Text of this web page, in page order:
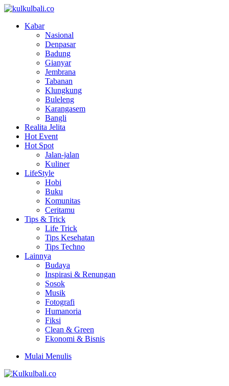
Kabar
Nasional
Denpasar
Badung
Gianyar
Jembrana
Tabanan
Klungkung
Buleleng
Karangasem
Bangli
Realita Jelita
Hot Event
Hot Spot
Jalan-jalan
Kuliner
LifeStyle
Hobi
Buku
Komunitas
Ceritamu
Tips & Trick
Life Trick
Tips Kesehatan
Tips Techno
Lainnya
Budaya
Inspirasi & Renungan
Sosok
Musik
Fotografi
Humanoria
Fiksi
Clean & Green
Ekonomi & Bisnis
Mulai Menulis